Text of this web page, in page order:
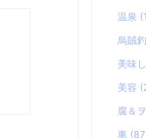
温泉
烏賊
美味
美容
腐＆
車